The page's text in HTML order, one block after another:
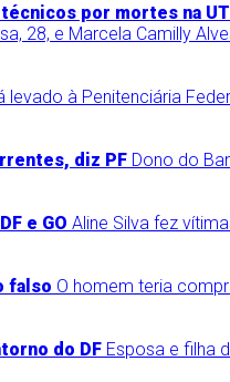
por mortes na
28, e Marcela Camilly
levado à Penitenciária
diz PF Dono do
e GO Aline Silva fez
falso O homem teria
do DF Esposa e filha